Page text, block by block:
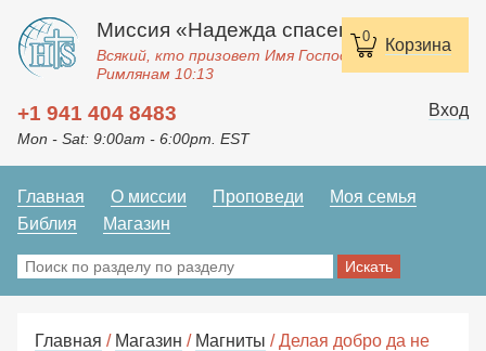
0 Корзина
Миссия «Надежда спасения»
Всякий, кто призовет Имя Господне, спасется.
Римлянам 10:13
+1 941 404 8483
Mon - Sat: 9:00am - 6:00pm. EST
Вход
Главная О миссии Проповеди
Моя семья
Библия
Магазин
Главная / Магазин / Магниты / Делая добро да не